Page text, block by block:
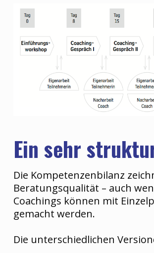
Ein sehr
Die Kompetenzenbilanz
Beratungsqualität – auch
Coachings können mit
gemacht werden.
Die unterschiedlichen